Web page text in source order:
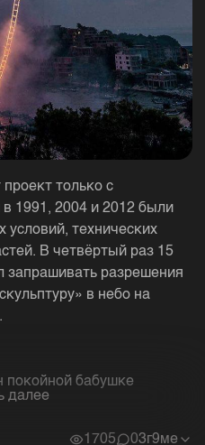
только с
1991, 2004 и 2012 были
условий, технических
В четвёртый раз 15
запрашивать разрешения
в небо на
бабушке
далее
1705 03г9ме